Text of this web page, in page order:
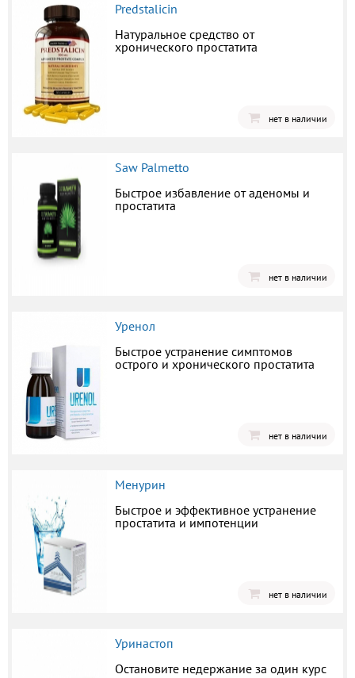
Predstalicin
Натуральное средство от
хронического простатита
нет в наличии
Saw Palmetto
Быстрое избавление от аденомы и
простатита
нет в наличии
Уренол
Быстрое устранение симптомов
острого и хронического простатита
нет в наличии
Менурин
Быстрое и эффективное устранение
простатита и импотенции
нет в наличии
Уринастоп
Остановите недержание за один курс